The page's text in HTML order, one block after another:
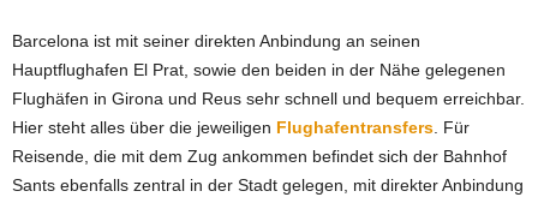
Barcelona ist mit seiner direkten Anbindung an seinen
Hauptflughafen El Prat, sowie den beiden in der Nähe gelegenen
Flughäfen in Girona und Reus sehr schnell und bequem erreichbar.
Hier steht alles über die jeweiligen Flughafentransfers . Für
Reisende, die mit dem Zug ankommen befindet sich der Bahnhof
Sants ebenfalls zentral in der Stadt gelegen, mit direkter Anbindung